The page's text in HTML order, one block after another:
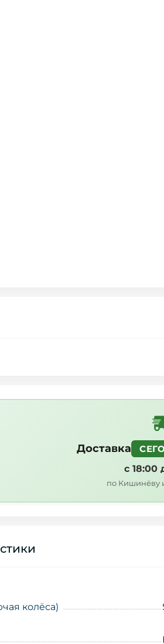
Доставка
с 18:00
по Кишинёву
колёса)